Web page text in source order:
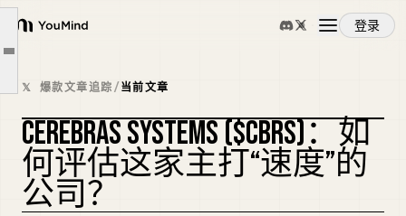
YouMind
登录
概览
使用案例
技能
文章大纲
这家公司真正卖的是"速度"
速度快不代表能赢
未来展望：价格已经跑得太超前
结论：鲁莽留下的问题
𝕏 爆款文章追踪/当前文章
复刻封面
CEREBRAS SYSTEMS ($CBRS)：如
何评估这家主打“速度”的
公司？